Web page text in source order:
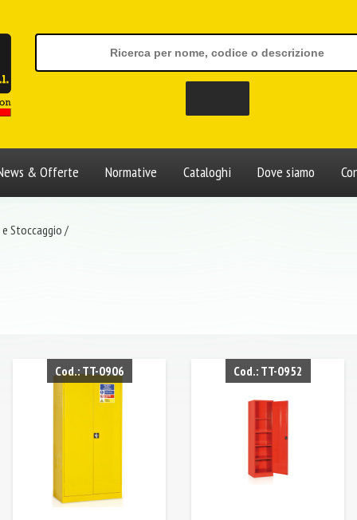
& Offerte Normative Cataloghi Dove siamo
Stoccaggio /
Cod.: TT-0906 Cod.: TT-0952